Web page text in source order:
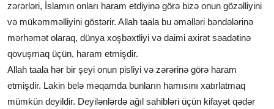
zərərləri, İslamın onları haram etdiyinə görə bizə onun gözəlliyini
və mükəmməlliyini göstərir. Allah taala bu əməlləri bəndələrinə
mərhəmət olaraq, dünya xoşbəxtliyi və daimi axirət səadətinə
qovuşmaq üçün, haram etmişdir.
Allah taala hər bir şeyi onun pisliyi və zərərinə görə haram
etmişdir. Lakin belə məqamda bunların hamısını xatırlatmaq
mümkün deyildir. Deyilənlərdə ağıl sahibləri üçün kifayət qədər